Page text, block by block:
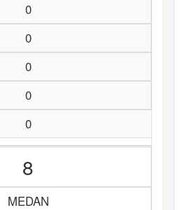
0
0
0
0
0
8
MEDAN